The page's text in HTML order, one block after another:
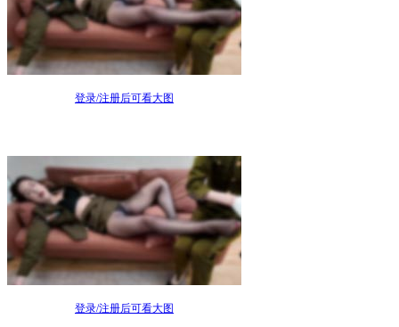
登录/注册后可看大图
登录/注册后可看大图